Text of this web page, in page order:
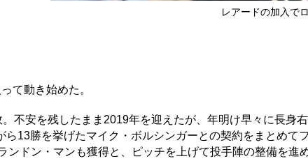
レアードの加入で
て動き始めた。
不安を残したまま2019年を迎えたが、年明け早々に長身
13勝を挙げたマイク・ボルシンガーとの契約をまとめて
ドン・マンも獲得と、ピッチを上げて投手陣の整備を進